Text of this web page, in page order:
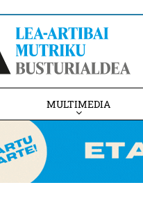
MULTIMEDIA